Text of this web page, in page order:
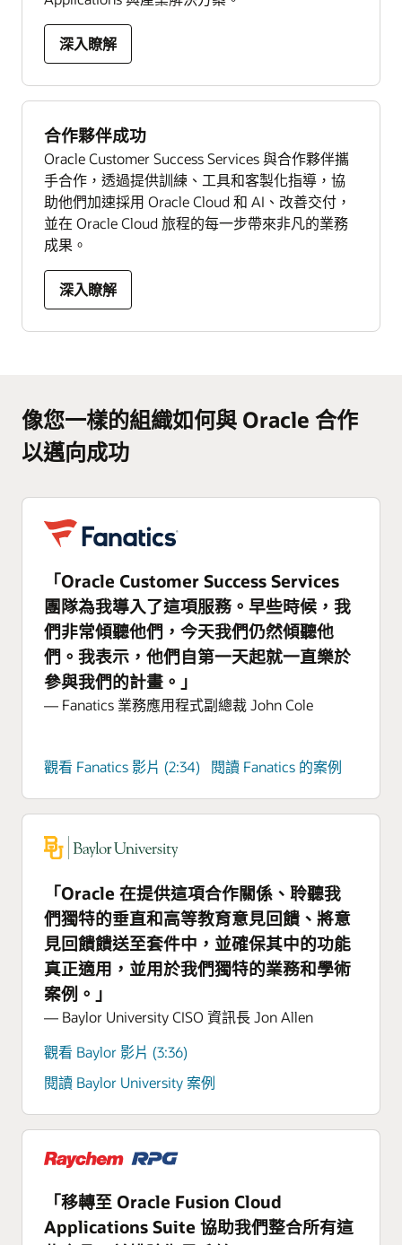
深入瞭解
合作夥伴成功
Oracle Customer Success Services 與合作夥伴攜
手合作，透過提供訓練、工具和客製化指導，協
助他們加速採用 Oracle Cloud 和 AI、改善交付，
並在 Oracle Cloud 旅程的每一步帶來非凡的業務
成果。
深入瞭解
像您一樣的組織如何與 Oracle 合作
以邁向成功
「Oracle Customer Success Services
團隊為我導入了這項服務。早些時候，我
們非常傾聽他們，今天我們仍然傾聽他
們。我表示，他們自第一天起就一直樂於
參與我們的計畫。」
— Fanatics 業務應用程式副總裁 John Cole
觀看 Fanatics 影片 (2:34) 閱讀 Fanatics 的案例
「Oracle 在提供這項合作關係、聆聽我
們獨特的垂直和高等教育意見回饋、將意
見回饋饋送至套件中，並確保其中的功能
真正適用，並用於我們獨特的業務和學術
案例。」
— Baylor University CISO 資訊長 Jon Allen
觀看 Baylor 影片 (3:36)
閱讀 Baylor University 案例
「移轉至 Oracle Fusion Cloud
Applications Suite 協助我們整合所有這